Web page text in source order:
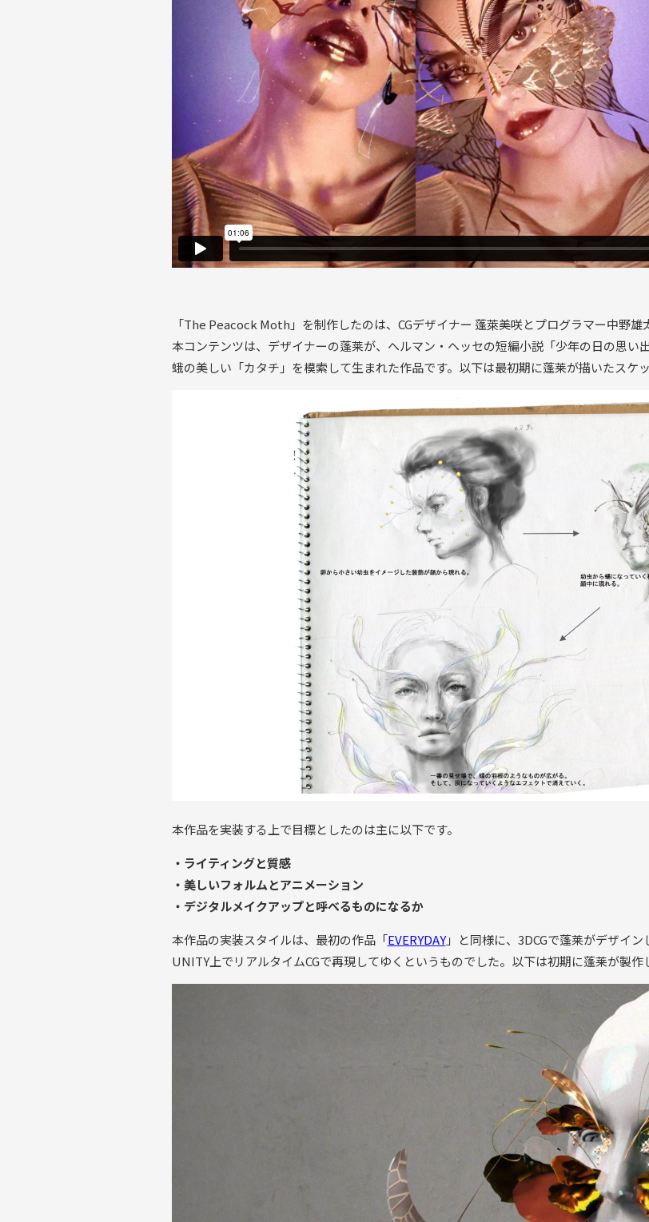
「The Peacock Moth」を制作したのは、CGデザイナー 蓬萊美咲とプログラマー中野雄
本コンテンツは、デザイナーの蓬莱が、へルマン・ヘッセの短編小説「少年の日の思い
蛾の美しい「カタチ」を模索して生まれた作品です。以下は最初期に蓬莱が描いたスケッ
本作品を実装する上で目標としたのは主に以下です。
・ライティングと質感
・美しいフォルムとアニメーション
・デジタルメイクアップと呼べるものになるか
本作品の実装スタイルは、最初の作品「EVERYDAY」と同様に、3DCGで蓬莱がデザイ
UNITY上でリアルタイムCGで再現してゆくというものでした。以下は初期に蓬莱が製作